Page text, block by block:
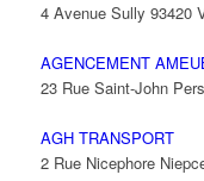
4 Avenue Sully 93420
AGENCEMENT
23 Rue Saint-John
AGH TRANSPORT
2 Rue Nicephore